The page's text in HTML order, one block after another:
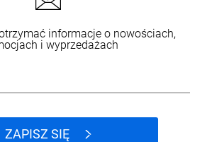
informacje o nowościach,
i wyprzedażach
ZAPISZ SIĘ